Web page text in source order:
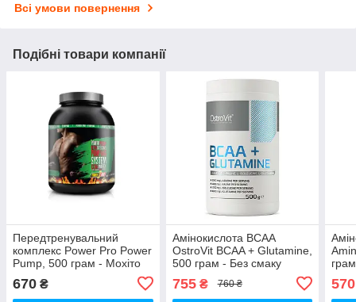
Всі умови повернення
Подібні товари компанії
Передтренувальний
комплекс Power Pro Power
Pump, 500 грам - Мохіто
670 ₴
Амінокислота BCAA
OstroVit BCAA + Glutamine,
500 грам - Без смаку
755₴ 760 ₴
грам
570